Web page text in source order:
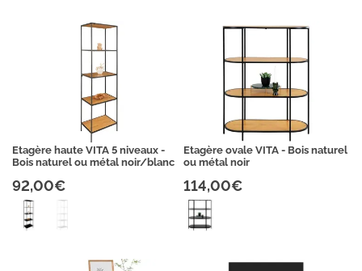
Etagère haute VITA 5 niveaux -
Bois naturel ou métal noir/blanc
92,00€
Etagère ovale VITA - Bois naturel
ou métal noir
114,00€